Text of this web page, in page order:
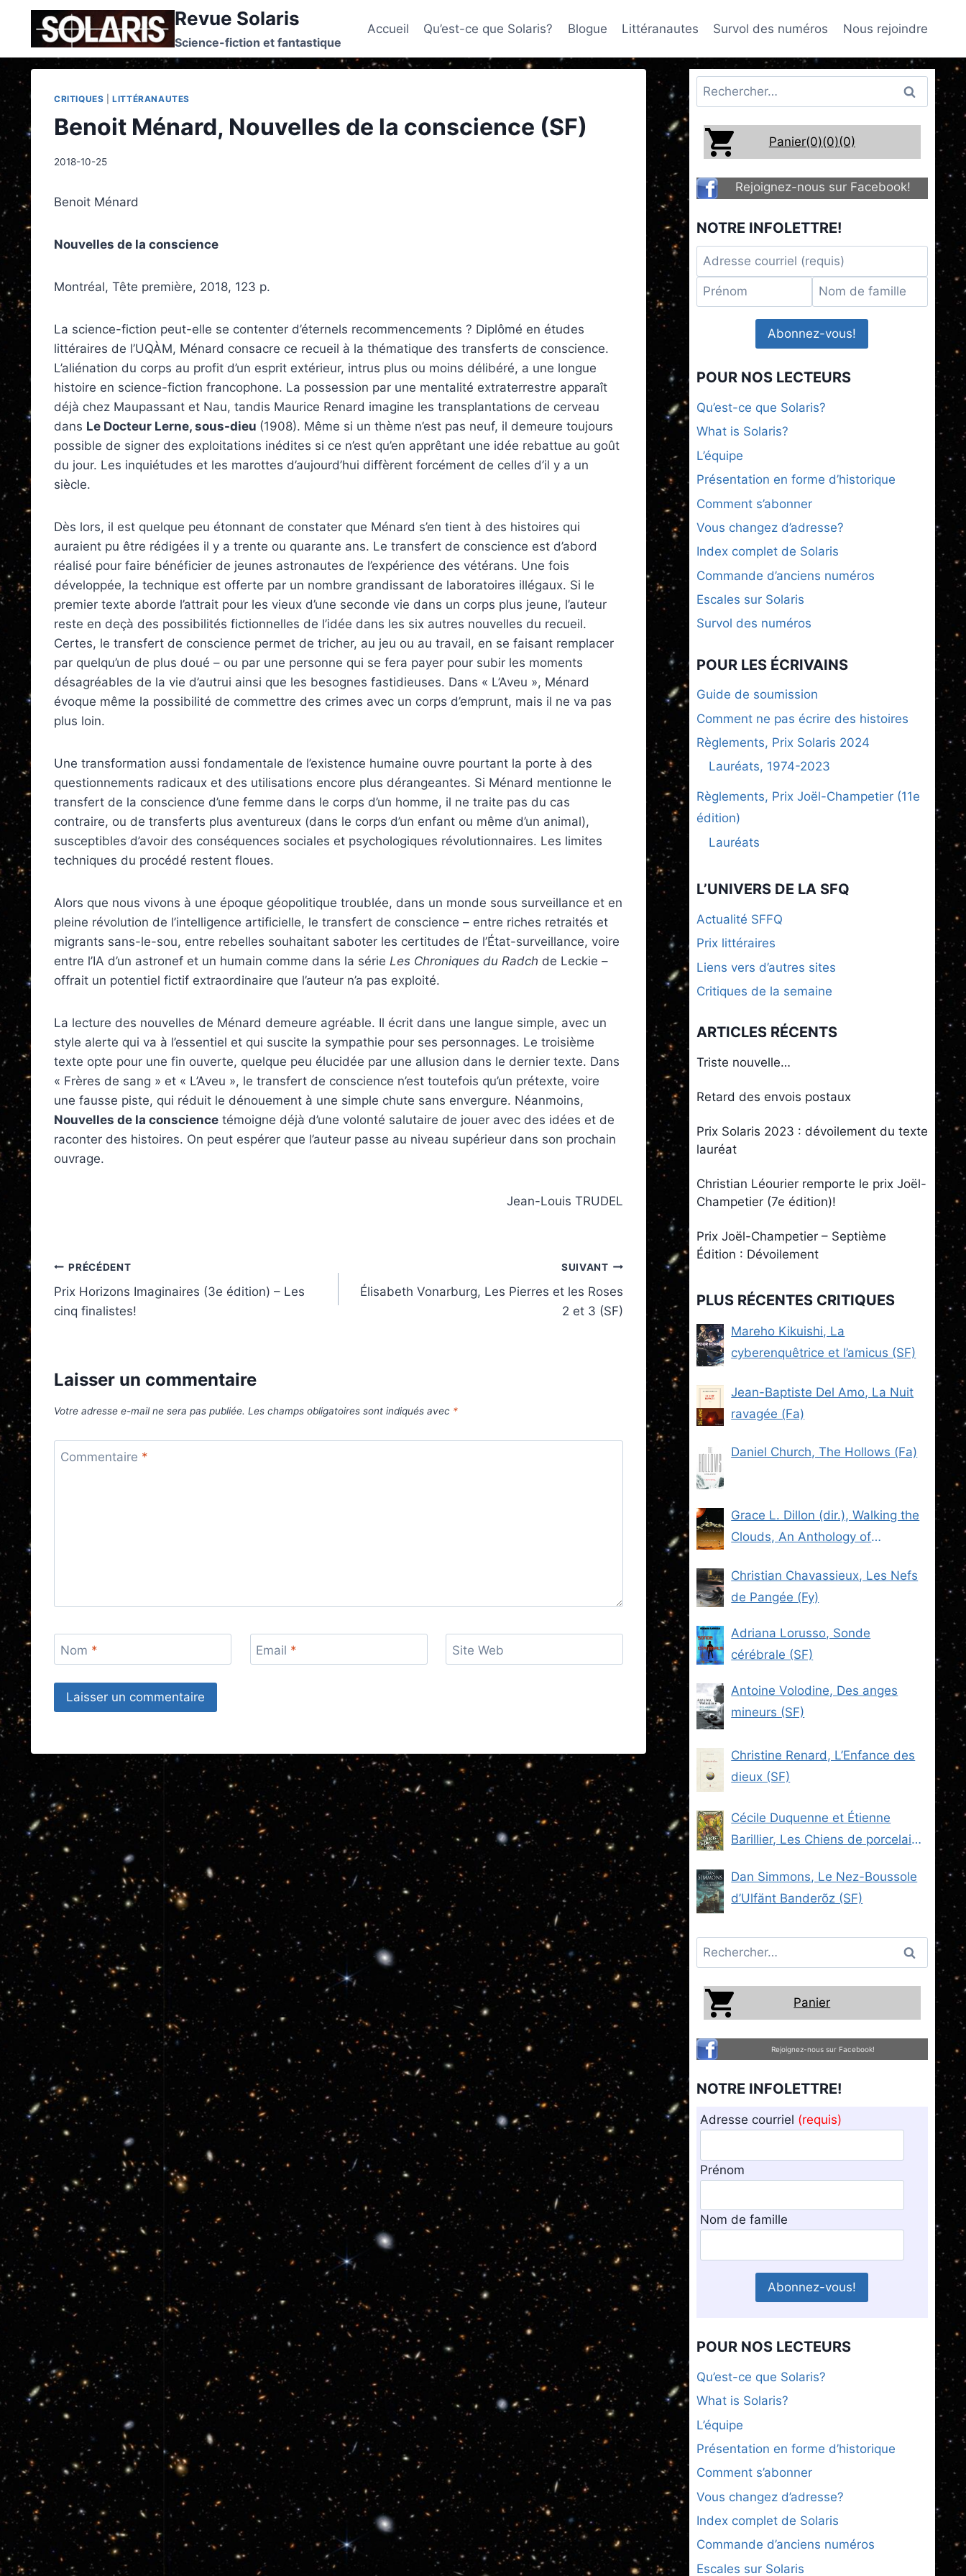
content
Revue Solaris
Science-fiction et fantastique
Accueil Qu’est-ce que Solaris? Blogue Littéranautes Survol des numéros Nous rejoindre
CRITIQUES |LITTÉRANAUTES
Benoit Ménard, Nouvelles de la conscience (SF)
2018-10-25
Benoit Ménard
Nouvelles de la conscience
Montréal, Tête première, 2018, 123 p.
La science-fiction peut-elle se contenter d’éternels recommencements ? Diplômé en études
littéraires de l’UQÀM, Ménard consacre ce recueil à la thématique des transferts de conscience.
L’aliénation du corps au profit d’un esprit extérieur, intrus plus ou moins délibéré, a une longue
histoire en science-fiction francophone. La possession par une mentalité extraterrestre apparaît
déjà chez Maupassant et Nau, tandis Maurice Renard imagine les transplantations de cerveau
dans Le Docteur Lerne, sous-dieu (1908). Même si un thème n’est pas neuf, il demeure toujours
possible de signer des exploitations inédites si ce n’est qu’en apprêtant une idée re­battue au goût
du jour. Les inquiétudes et les marottes d’aujourd’hui diffèrent forcément de celles d’il y a un
siècle.
Dès lors, il est quelque peu étonnant de constater que Ménard s’en tient à des histoires qui
auraient pu être rédigées il y a trente ou quarante ans. Le transfert de conscience est d’abord
réalisé pour faire bénéficier de jeunes astronautes de l’expérience des vétérans. Une fois
développée, la technique est offerte par un nombre grandissant de laboratoires illégaux. Si le
premier texte aborde l’attrait pour les vieux d’une seconde vie dans un corps plus jeune, l’auteur
reste en deçà des possibilités fictionnelles de l’idée dans les six autres nouvelles du recueil.
Certes, le transfert de conscience permet de tricher, au jeu ou au travail, en se faisant remplacer
par quelqu’un de plus doué – ou par une personne qui se fera payer pour subir les moments
désagréables de la vie d’autrui ainsi que les besognes fastidieuses. Dans « L’Aveu », Ménard
évoque même la possibilité de commettre des crimes avec un corps d’emprunt, mais il ne va pas
plus loin.
Une transformation aussi fondamentale de l’existence humaine ouvre pourtant la porte à des
questionnements radicaux et des utilisations encore plus dérangeantes. Si Ménard mentionne le
transfert de la conscience d’une femme dans le corps d’un homme, il ne traite pas du cas
contraire, ou de transferts plus aventureux (dans le corps d’un enfant ou même d’un animal),
susceptibles d’avoir des conséquences sociales et psychologiques révolutionnaires. Les limites
techniques du procédé restent floues.
Alors que nous vivons à une époque géopolitique troublée, dans un monde sous surveillance et en
pleine révolution de l’intelligence artificielle, le transfert de conscience – entre riches retraités et
migrants sans-le-sou, entre rebelles souhaitant saboter les certitudes de l’État-surveillance, voire
entre l’IA d’un astronef et un humain comme dans la série Les Chroniques du Radch de Leckie –
offrait un potentiel fictif extraordinaire que l’auteur n’a pas exploité.
La lecture des nouvelles de Ménard demeure agréable. Il écrit dans une langue simple, avec un
style alerte qui va à l’essentiel et qui suscite la sympathie pour ses personnages. Le troisième
texte opte pour une fin ouverte, quelque peu élucidée par une allusion dans le dernier texte. Dans
« Frères de sang » et « L’Aveu », le transfert de conscience n’est toutefois qu’un prétexte, voire
une fausse piste, qui réduit le dénouement à une simple chute sans envergure. Néanmoins,
Nouvelles de la conscience témoigne déjà d’une volonté salutaire de jouer avec des idées et de
raconter des histoires. On peut espérer que l’auteur passe au niveau supérieur dans son prochain
ouvrage.
Jean-Louis TRUDEL
Navigation
de
PRÉCÉDENT
Prix Horizons Imaginaires (3e édition) – Les
cinq finalistes!
SUIVANT
Élisabeth Vonarburg, Les Pierres et les Roses
2 et 3 (SF)
Laisser un commentaire
Votre adresse e-mail ne sera pas publiée. Les champs obligatoires sont indiqués avec *
Commentaire *
Nom * Email * Site Web
Rechercher :
Panier(0)(0)(0)
Rejoignez-nous sur Facebook!
NOTRE INFOLETTRE!
POUR NOS LECTEURS
Qu’est-ce que Solaris?
What is Solaris?
L’équipe
Présentation en forme d’historique
Comment s’abonner
Vous changez d’adresse?
Index complet de Solaris
Commande d’anciens numéros
Escales sur Solaris
Survol des numéros
POUR LES ÉCRIVAINS
Guide de soumission
Comment ne pas écrire des histoires
Règlements, Prix Solaris 2024
Lauréats, 1974-2023
Règlements, Prix Joël-Champetier (11e
édition)
Lauréats
L’UNIVERS DE LA SFQ
Actualité SFFQ
Prix littéraires
Liens vers d’autres sites
Critiques de la semaine
ARTICLES RÉCENTS
Triste nouvelle…
Retard des envois postaux
Prix Solaris 2023 : dévoilement du texte
lauréat
Christian Léourier remporte le prix Joël-
Champetier (7e édition)!
Prix Joël-Champetier – Septième
Édition : Dévoilement
PLUS RÉCENTES CRITIQUES
Mareho Kikuishi, La
cyberenquêtrice et l’amicus (SF)
Jean-Baptiste Del Amo, La Nuit
ravagée (Fa)
Daniel Church, The Hollows (Fa)
Grace L. Dillon (dir.), Walking the
Clouds, An Anthology of
Christian Chavassieux, Les Nefs
de Pangée (Fy)
Adriana Lorusso, Sonde
cérébrale (SF)
Antoine Volodine, Des anges
mineurs (SF)
Christine Renard, L’Enfance des
dieux (SF)
Cécile Duquenne et Étienne
Barillier, Les Chiens de porcelaine
Dan Simmons, Le Nez-Boussole
d’Ulfänt Banderõz (SF)
Rechercher :
Panier
Rejoignez-nous sur Facebook!
NOTRE INFOLETTRE!
Adresse courriel (requis)
Prénom
Nom de famille
POUR NOS LECTEURS
Qu’est-ce que Solaris?
What is Solaris?
L’équipe
Présentation en forme d’historique
Comment s’abonner
Vous changez d’adresse?
Index complet de Solaris
Commande d’anciens numéros
Escales sur Solaris